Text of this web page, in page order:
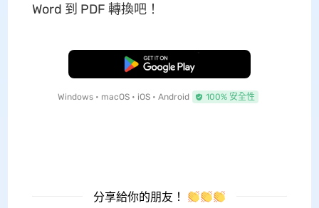
Word 到 PDF 轉換吧！
免費下載
Windows • macOS • iOS • Android 100% 安全性
分享給你的朋友！